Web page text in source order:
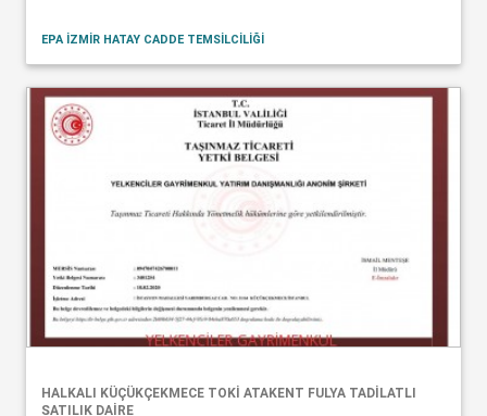
EPA İZMİR HATAY CADDE TEMSİLCİLİĞİ
HALKALI KÜÇÜKÇEKMECE TOKİ ATAKENT FULYA TADİLATLI
SATILIK DAİRE